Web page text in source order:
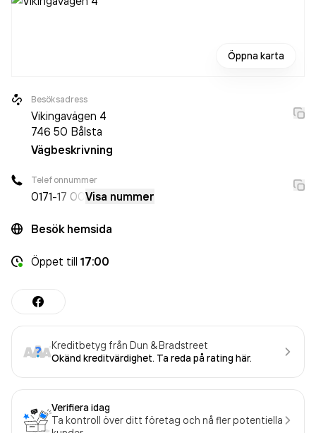
Bildekor & Foliering AB
Öppna karta
Besöksadress
Vikingavägen 4
746 50 Bålsta
Vägbeskrivning
Telefonnummer
0171-17 00 Visa nummer
Besök hemsida
Öppet till 17:00
Kreditbetyg från Dun & Bradstreet
Okänd kreditvärdighet. Ta reda på rating här.
Verifiera idag
Ta kontroll över ditt företag och nå fler potentiella